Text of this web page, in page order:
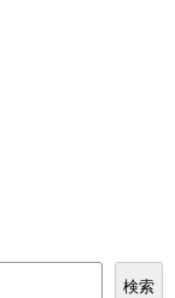
検索